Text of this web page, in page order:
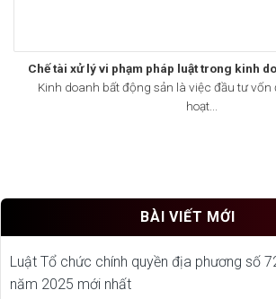
Chế tài xử lý vi phạm pháp luật trong kinh
Kinh doanh bất động sản là việc đầu tư
hoạt...
BÀI VIẾT MỚI
Luật Tổ chức chính quyền địa phương số
năm 2025 mới nhất